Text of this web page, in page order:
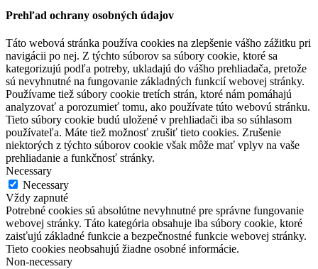
Prehľad ochrany osobných údajov
Táto webová stránka používa cookies na zlepšenie vášho zážitku pri
navigácii po nej. Z týchto súborov sa súbory cookie, ktoré sa
kategorizujú podľa potreby, ukladajú do vášho prehliadača, pretože
sú nevyhnutné na fungovanie základných funkcií webovej stránky.
Používame tiež súbory cookie tretích strán, ktoré nám pomáhajú
analyzovať a porozumieť tomu, ako používate túto webovú stránku.
Tieto súbory cookie budú uložené v prehliadači iba so súhlasom
používateľa. Máte tiež možnosť zrušiť tieto cookies. Zrušenie
niektorých z týchto súborov cookie však môže mať vplyv na vaše
prehliadanie a funkčnosť stránky.
Necessary
Necessary
Vždy zapnuté
Potrebné cookies sú absolútne nevyhnutné pre správne fungovanie
webovej stránky. Táto kategória obsahuje iba súbory cookie, ktoré
zaisťujú základné funkcie a bezpečnostné funkcie webovej stránky.
Tieto cookies neobsahujú žiadne osobné informácie.
Non-necessary